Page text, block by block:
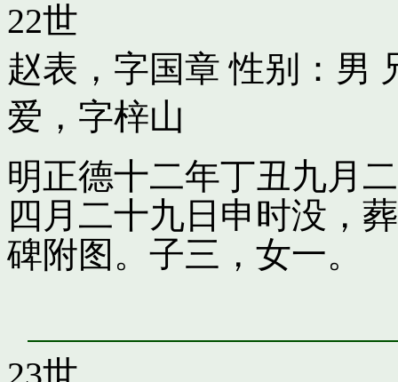
22世
赵表，字国章 性别：男
爱，字梓山
明正德十二年丁丑九月
四月二十九日申时没，
碑附图。子三，女一。